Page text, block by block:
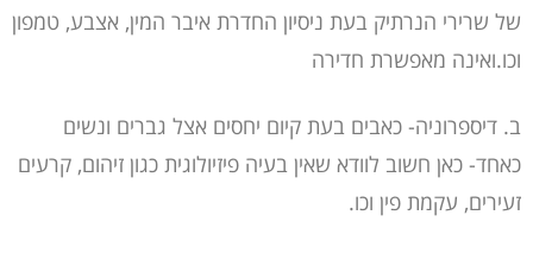
של שרירי הנרתיק בעת ניסיון החדרת איבר המין, אצבע, טמפון
וכו.ואינה מאפשרת חדירה
ב. דיספרוניה- כאבים בעת קיום יחסים אצל גברים ונשים
כאחד- כאן חשוב לוודא שאין בעיה פיזיולוגית כגון זיהום, קרעים
זעירים, עקמת פין וכו.